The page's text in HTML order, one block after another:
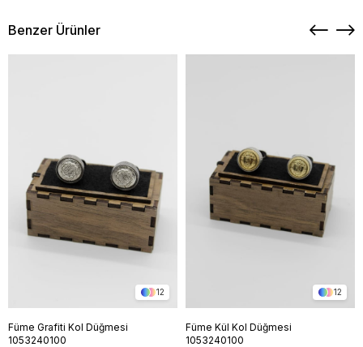
Benzer Ürünler
12
Füme Grafiti Kol Düğmesi
1053240100
12
Füme Kül Kol Düğmesi
1053240100